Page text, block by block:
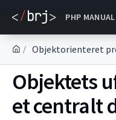
PHP MANUAL
DOKUMENTACE
/ Objektorienteret
Objektets
et centralt